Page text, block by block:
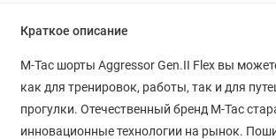
Краткое описание
M-Tac шорты Aggressor Gen.II Flex вы
как для тренировок, работы, так и для
прогулки. Отечественный бренд M-Tac
инновационные технологии на рынок.